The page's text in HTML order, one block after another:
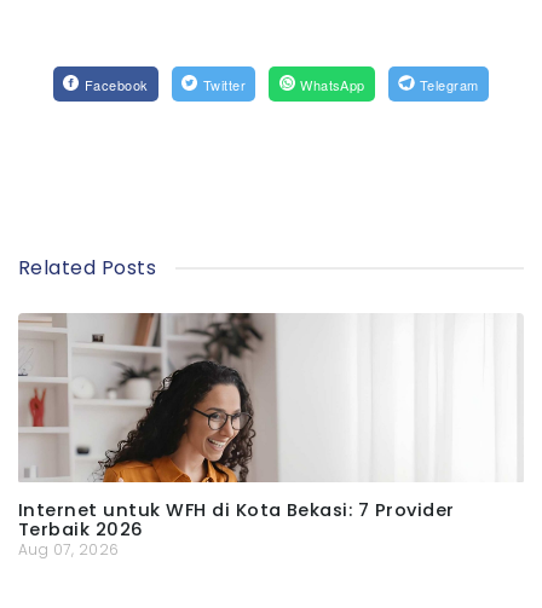
Facebook Twitter WhatsApp Telegram
Related Posts
Internet untuk WFH di Kota Bekasi: 7 Provider
Terbaik 2026
Aug 07, 2026